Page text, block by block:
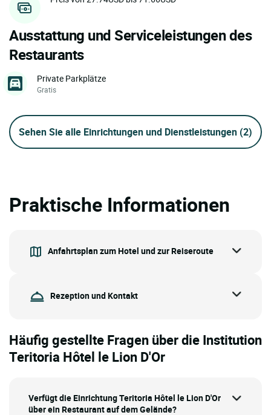
Ausstattung und Serviceleistungen des
Restaurants
Private Parkplätze
Gratis
Sehen Sie alle Einrichtungen und Dienstleistungen (2)
Praktische Informationen
Anfahrtsplan zum Hotel und zur Reiseroute
Rezeption und Kontakt
Häufig gestellte Fragen über die Institution
Teritoria Hôtel le Lion D'Or
Verfügt die Einrichtung Teritoria Hôtel le Lion D'Or
über ein Restaurant auf dem Gelände?